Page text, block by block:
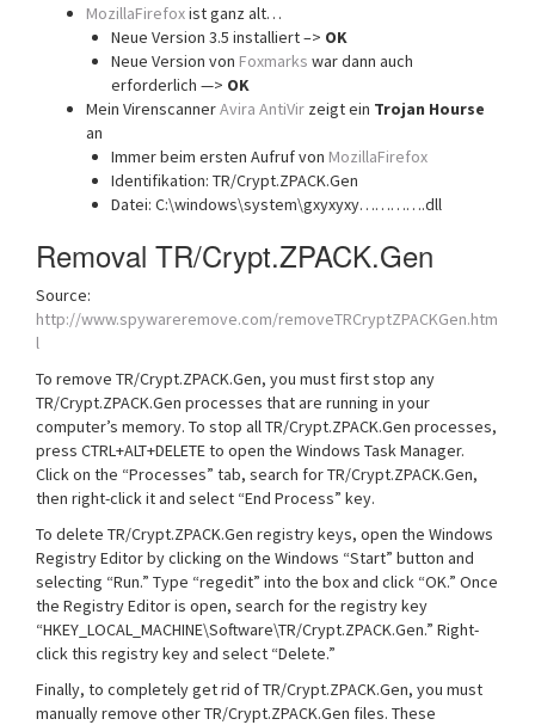
MozillaFirefoxist ganz alt…
Neue Version 3.5 installiert –> OK
Neue Version von Foxmarks war dann auch
erforderlich —> OK
Mein VirenscannerAvira AntiVir zeigt ein Trojan Hourse
an
Immer beim ersten Aufruf von MozillaFirefox
Identifikation: TR/Crypt.ZPACK.Gen
Datei: C:\windows\system\gxyxyxy………….dll
Removal TR/Crypt.ZPACK.Gen
Source:
http://www.spywareremove.com/removeTRCryptZPACKGen.htm
l
To remove TR/Crypt.ZPACK.Gen, you must first stop any
TR/Crypt.ZPACK.Gen processes that are running in your
computer’s memory. To stop all TR/Crypt.ZPACK.Gen processes,
press CTRL+ALT+DELETE to open the Windows Task Manager.
Click on the “Processes” tab, search for TR/Crypt.ZPACK.Gen,
then right-click it and select “End Process” key.
To delete TR/Crypt.ZPACK.Gen registry keys, open the Windows
Registry Editor by clicking on the Windows “Start” button and
selecting “Run.” Type “regedit” into the box and click “OK.” Once
the Registry Editor is open, search for the registry key
“HKEY_LOCAL_MACHINE\Software\TR/Crypt.ZPACK.Gen.” Right-
click this registry key and select “Delete.”
Finally, to completely get rid of TR/Crypt.ZPACK.Gen, you must
manually remove other TR/Crypt.ZPACK.Gen files. These